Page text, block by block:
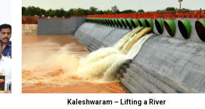
Kaleshwaram – Lifting a River